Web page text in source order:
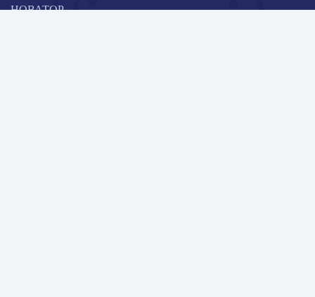
НОВАТОР